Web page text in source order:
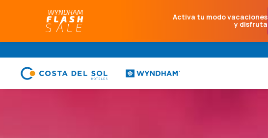
Activa tu modo vacaciones
y disfruta